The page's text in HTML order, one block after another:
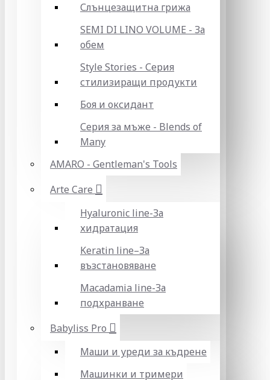
Слънцезащитна грижа
SEMI DI LINO VOLUME - За
обем
Style Stories - Серия
стилизиращи продукти
Боя и оксидант
Серия за мъже - Blends of
Many
AMARO - Gentleman's Tools
Arte Care
Hyaluronic line-За
хидратация
Keratin line–За
възстановяване
Macadamia line-За
подхранване
Babyliss Pro
Маши и уреди за къдрене
Машинки и тримери